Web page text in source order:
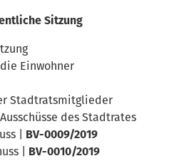
Sitzung
Einwohner
Stadtratsmitglieder
des Stadtrates
| BV-0009/2019
| BV-0010/2019